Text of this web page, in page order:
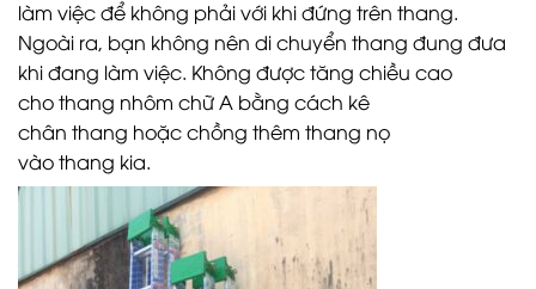
làm việc để không phải với khi đứng trên thang.
Ngoài ra, bạn không nên di chuyển thang đung đưa
khi đang làm việc. Không được tăng chiều cao
cho thang nhôm chữ A bằng cách kê
chân thang hoặc chồng thêm thang nọ
vào thang kia.